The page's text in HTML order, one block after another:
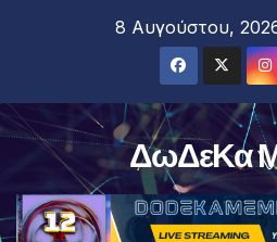
8 Αυγούστου,
ΔωΔεΚα